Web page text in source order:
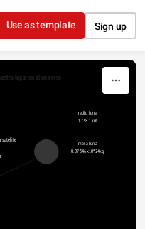
Use as template Sign up
lugar en el universo
radio luna
1738.1km
masa luna
0.07346x10ª24kg
satelite